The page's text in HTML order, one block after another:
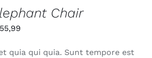
Chair
quia qui quia. Sunt tempore est